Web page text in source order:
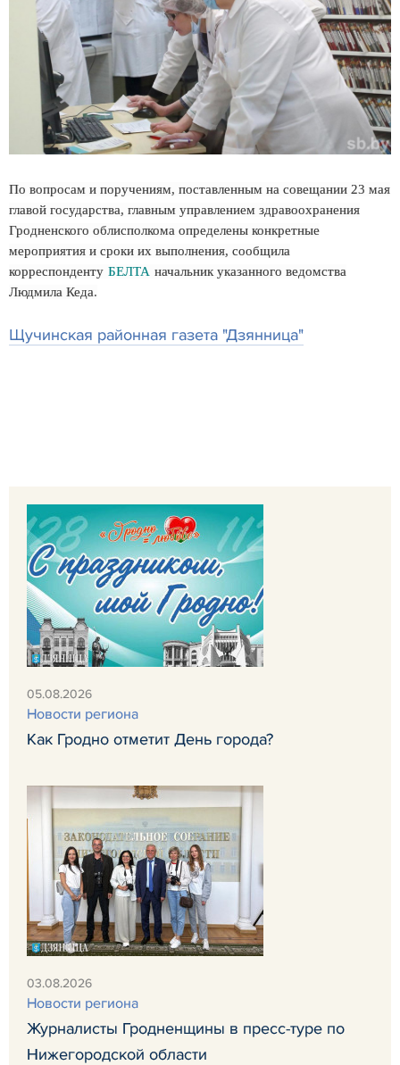
По вопросам и поручениям, поставленным на совещании 23 мая
главой государства, главным управлением здравоохранения
Гродненского облисполкома определены конкретные
мероприятия и сроки их выполнения, сообщила
корреспонденту БЕЛТА начальник указанного ведомства
Людмила Кеда.
Щучинская районная газета "Дзянница"
05.08.2026
Новости региона
Как Гродно отметит День города?
03.08.2026
Новости региона
Журналисты Гродненщины в пресс-туре по
Нижегородской области